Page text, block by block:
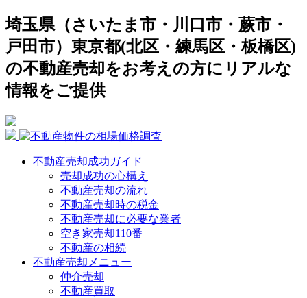
埼玉県（さいたま市・川口市・蕨市・
戸田市）東京都(北区・練馬区・板橋区)
の不動産売却をお考えの方にリアルな
情報をご提供
不動産売却成功ガイド
売却成功の心構え
不動産売却の流れ
不動産売却時の税金
不動産売却に必要な業者
空き家売却110番
不動産の相続
不動産売却メニュー
仲介売却
不動産買取